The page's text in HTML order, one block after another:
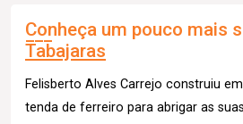
Conheça um pouco mais
Tabajaras
Felisberto Alves Carrejo construiu
tenda de ferreiro para abrigar as